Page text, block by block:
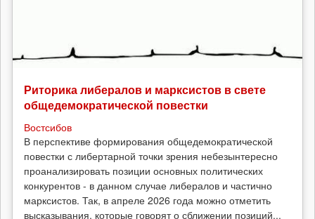
Риторика либералов и марксистов в свете
общедемократической повестки
Востсибов
В перспективе формирования общедемократической
повестки с либертарной точки зрения небезынтересно
проанализировать позиции основных политических
конкурентов - в данном случае либералов и частично
марксистов. Так, в апреле 2026 года можно отметить
высказывания, которые говорят о сближении позиций...